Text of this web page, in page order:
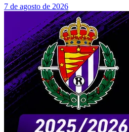
7 de agosto de 2026